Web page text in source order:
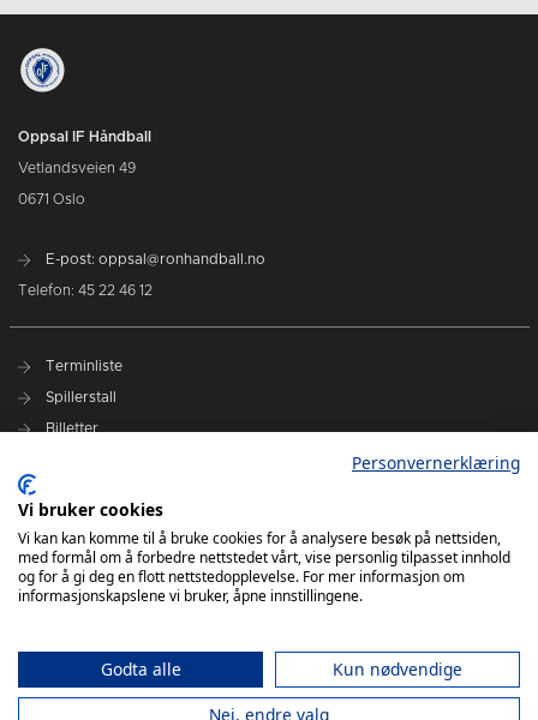
Oppsal IF Håndball
Vetlandsveien 49
0671 Oslo
E-post: oppsal@ronhandball.no
Telefon: 45 22 46 12
Terminliste
Spillerstall
Billetter
Personvernerklæring
Vi bruker cookies
Vi kan kan komme til å bruke cookies for å analysere besøk på nettsiden,
med formål om å forbedre nettstedet vårt, vise personlig tilpasset innhold
og for å gi deg en flott nettstedopplevelse. For mer informasjon om
informasjonskapslene vi bruker, åpne innstillingene.
Godta alle
Kun nødvendige
Nei, endre valg